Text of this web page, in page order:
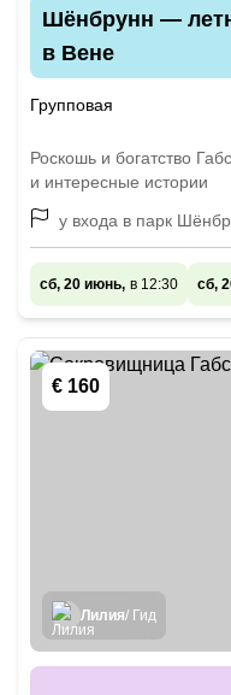
Шёнбрунн —
в Вене
Групповая
Роскошь и богатство
и интересные истории
у входа в парк
сб, 20 июнь, в 12:30 сб,
€ 160
Лилия/ Гид